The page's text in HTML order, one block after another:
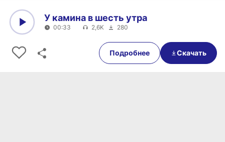
00:33
У камина в шесть утра
00:33 2,6K 280
Подробнее Скачать